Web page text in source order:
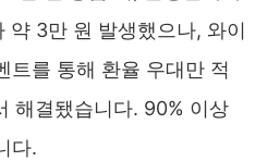
약 3만 원 발생했으나, 와이
트를 통해 환율 우대만 적
해결됐습니다. 90% 이상
다.